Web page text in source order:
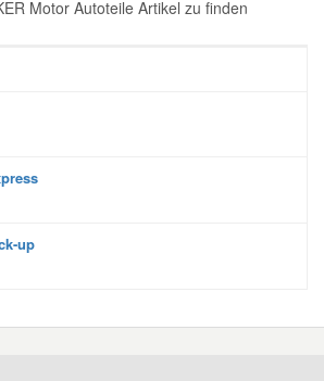
Motor Autoteile Artikel zu finden
up
Glühanlage